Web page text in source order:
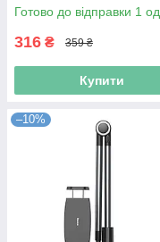
(N010004)
Готово до відправки 1 од.
316 ₴ 359 ₴
Купити
–10%